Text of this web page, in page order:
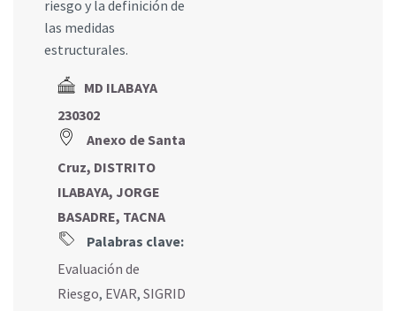
riesgo y la definición de
las medidas
estructurales.
MD ILABAYA
230302
Anexo de Santa
Cruz, DISTRITO
ILABAYA, JORGE
BASADRE, TACNA
Palabras clave:
Evaluación de
Riesgo, EVAR, SIGRID